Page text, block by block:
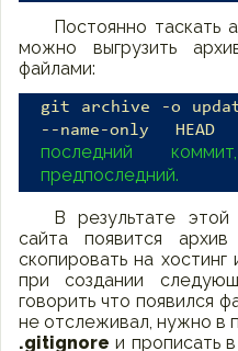
Постоянно таскать
можно выгрузить
файлами:
git archive -o
--name-only HEAD
последний
предпоследний.
В результате
сайта появится
скопировать на хостинг
при создании
говорить что появился
не отслеживал, нужно в
.gitignore и прописать